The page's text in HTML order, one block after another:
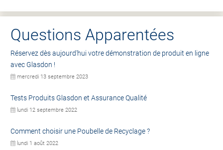
Questions Apparentées
Réservez dès aujourd'hui votre démonstration de produit en ligne
avec Glasdon !
mercredi 13 septembre 2023
Tests Produits Glasdon et Assurance Qualité
lundi 12 septembre 2022
Comment choisir une Poubelle de Recyclage ?
lundi 1 août 2022